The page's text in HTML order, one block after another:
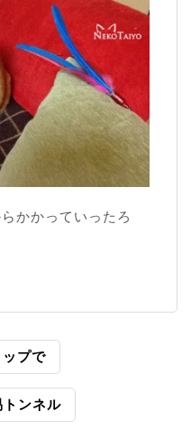
かかっていったろ
プで
トンネル